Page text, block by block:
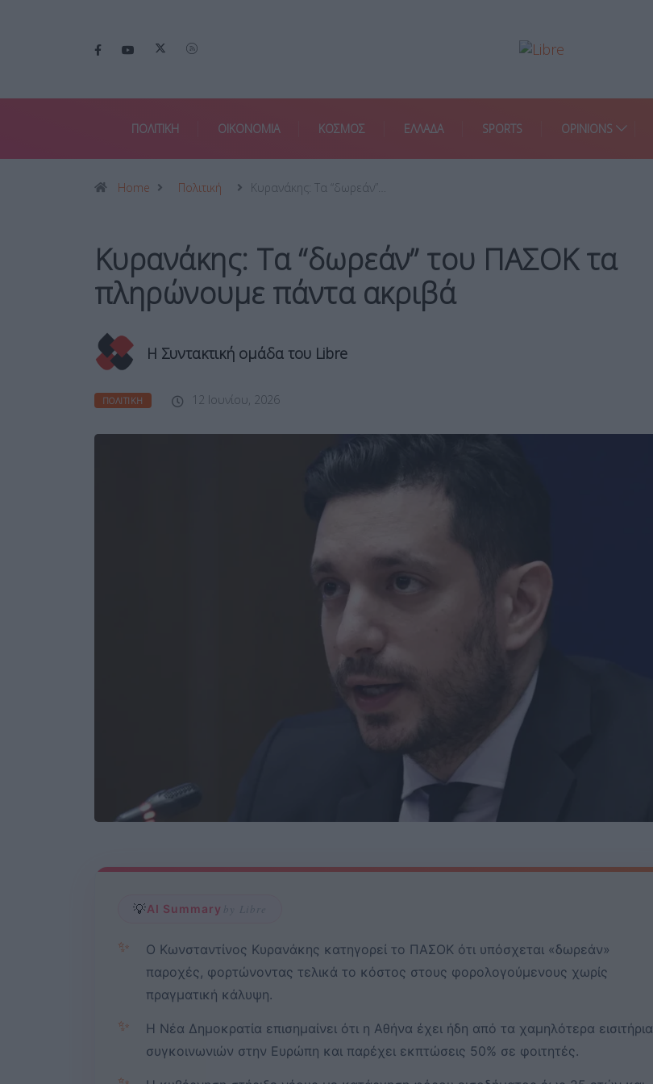
ΠΟΛΙΤΙΚΗ ΟΙΚΟΝΟΜΙΑ ΚΟΣΜΟΣ ΕΛΛΑΔΑ SPORTS OPINIONS
Home Πολιτική Κυρανάκης: Τα “δωρεάν”…
Κυρανάκης: Τα “δωρεάν” του ΠΑΣΟΚ τα
πληρώνουμε πάντα ακριβά
Η Συντακτική ομάδα του Libre
ΠΟΛΙΤΙΚΉ 12 Ιουνίου, 2026
💡AI Summary by Libre
✨
Ο Κωνσταντίνος Κυρανάκης κατηγορεί το ΠΑΣΟΚ ότι υπόσχεται «δωρεάν»
παροχές, φορτώνοντας τελικά το κόστος στους φορολογούμενους χωρίς
πραγματική κάλυψη.
✨
Η Νέα Δημοκρατία επισημαίνει ότι η Αθήνα έχει ήδη από τα χαμηλότερα εισιτήρια
συγκοινωνιών στην Ευρώπη και παρέχει εκπτώσεις 50% σε φοιτητές.